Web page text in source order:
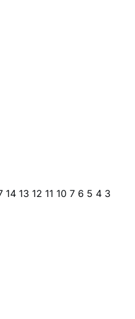
14 13 12 11 10 7 6 5 4 3